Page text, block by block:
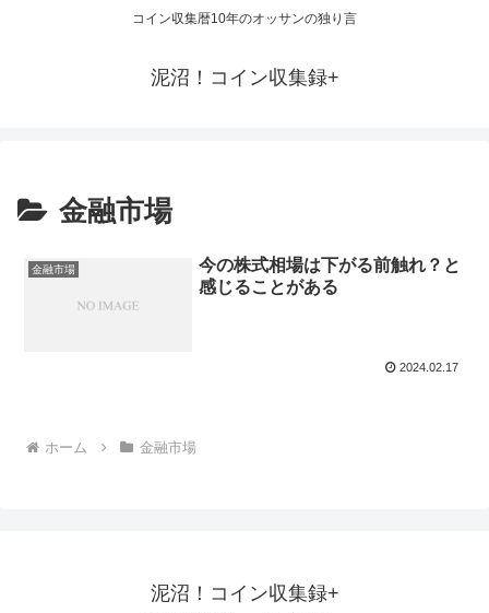
コイン収集暦10年のオッサンの独り言
泥沼！コイン収集録+
金融市場
金融市場
今の株式相場は下がる前触れ？と
感じることがある
2024.02.17
ホーム 金融市場
泥沼！コイン収集録+